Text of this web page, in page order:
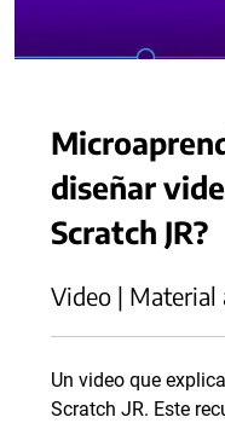
diseñar
Scratch JR?
Video | Material
Un video que
Scratch JR. Este